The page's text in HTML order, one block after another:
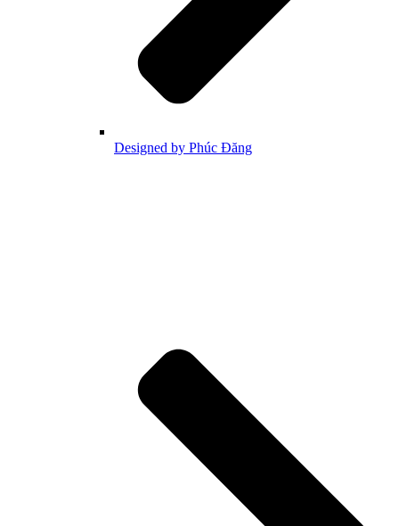
Designed by Phúc Đăng